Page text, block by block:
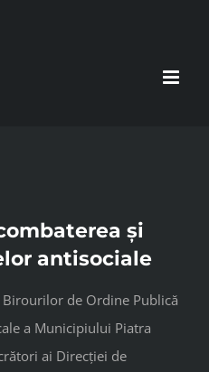
și
antisociale
de Ordine Publică
a Municipiului Piatra
ai Direcției de